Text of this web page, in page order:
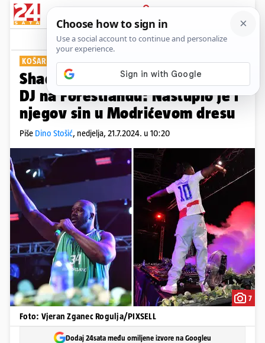
PRIJAVA
Show Komentari
KOŠARKAŠKA LEGENDA
Shaquille O'Neal 'zakucao' kao
DJ na Forestlandu: Nastupio je i
njegov sin u Modrićevom dresu
Piše Dino Stošić, nedjelja, 21.7.2024. u 10:20
7
Foto: Vjeran Zganec Rogulja/PIXSELL
Dodaj 24sata među omiljene izvore na Googleu